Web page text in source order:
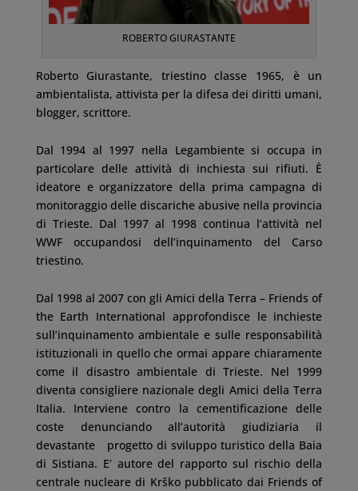
ROBERTO GIURASTANTE
Roberto Giurastante, triestino classe 1965, è un
ambientalista, attivista per la difesa dei diritti umani,
blogger, scrittore.
Dal 1994 al 1997 nella Legambiente si occupa in
particolare delle attività di inchiesta sui rifiuti. È
ideatore e organizzatore della prima campagna di
monitoraggio delle discariche abusive nella provincia
di Trieste. Dal 1997 al 1998 continua l’attività nel
WWF occupandosi dell’inquinamento del Carso
triestino.
Dal 1998 al 2007 con gli Amici della Terra – Friends of
the Earth International approfondisce le inchieste
sull’inquinamento ambientale e sulle responsabilità
istituzionali in quello che ormai appare chiaramente
come il disastro ambientale di Trieste. Nel 1999
diventa consigliere nazionale degli Amici della Terra
Italia. Interviene contro la cementificazione delle
coste denunciando all’autorità giudiziaria il
devastante progetto di sviluppo turistico della Baia
di Sistiana. E’ autore del rapporto sul rischio della
centrale nucleare di Krško pubblicato dai Friends of